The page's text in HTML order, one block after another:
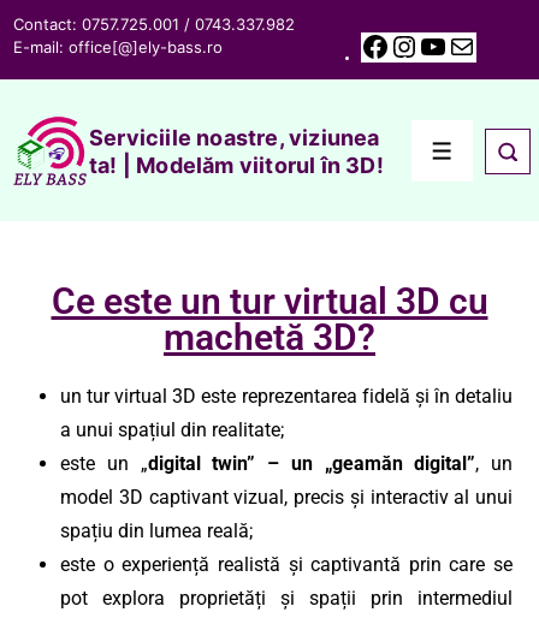
Contact: 0757.725.001 / 0743.337.982
E-mail: office[@]ely-bass.ro
Serviciile noastre, viziunea
ta! | Modelăm viitorul în 3D!
Ce este un tur virtual 3D cu
machetă 3D?
un tur virtual 3D este reprezentarea fidelă și în detaliu
a unui spațiul din realitate;
este un „digital twin” – un „geamăn digital”, un
model 3D captivant vizual, precis și interactiv al unui
spațiu din lumea reală;
este o experiență realistă și captivantă prin care se
pot explora proprietăți și spații prin intermediul